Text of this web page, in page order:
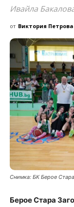
Ивайла
от Виктория Петрова
Снимка: БК Берое
Берое Стара